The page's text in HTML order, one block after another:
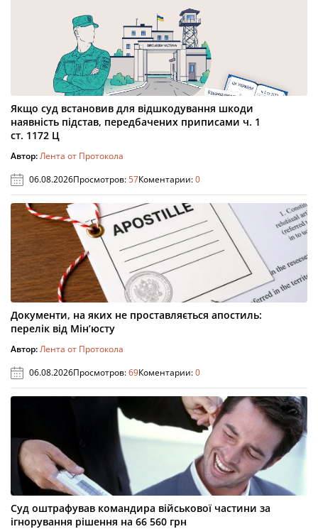
Якщо суд встановив для відшкодування шкоди
наявність підстав, передбачених приписами ч. 1
ст. 1172 Ц
Автор:Лента от Протокола
06.08.2026Просмотров:57Коментарии:0
Документи, на яких не проставляється апостиль:
перелік від Мін’юсту
Автор:Лента от Протокола
06.08.2026Просмотров:69Коментарии:0
Суд оштрафував командира військової частини за
ігнорування рішення на 66 560 грн